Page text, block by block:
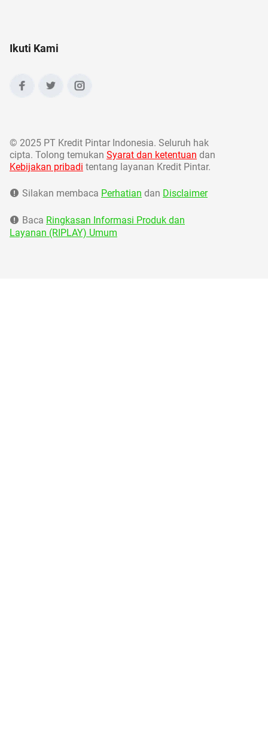
Ikuti Kami
© 2025 PT Kredit Pintar Indonesia. Seluruh hak
cipta. Tolong temukan Syarat dan ketentuan dan
Kebijakan pribadi tentang layanan Kredit Pintar.
Silakan membaca Perhatian dan Disclaimer
Baca Ringkasan Informasi Produk dan
Layanan (RIPLAY) Umum